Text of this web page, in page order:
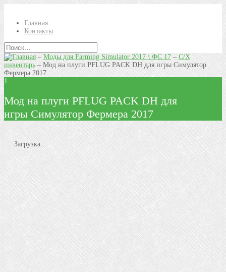
Главная
Контакты
–Моды для Farming Simulator 2017 \ ФС 17– С/Х
инвентарь – Мод на плуги PFLUG PACK DH для игры Симулятор
Фермера 2017
1
Мод на плуги PFLUG PACK DH для
игры Симулятор Фермера 2017
Загрузка...